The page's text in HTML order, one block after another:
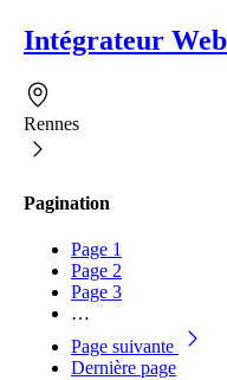
Intégrateur
Rennes
Pagination
Page 1
Page 2
Page 3
…
Page suivante
Dernière page